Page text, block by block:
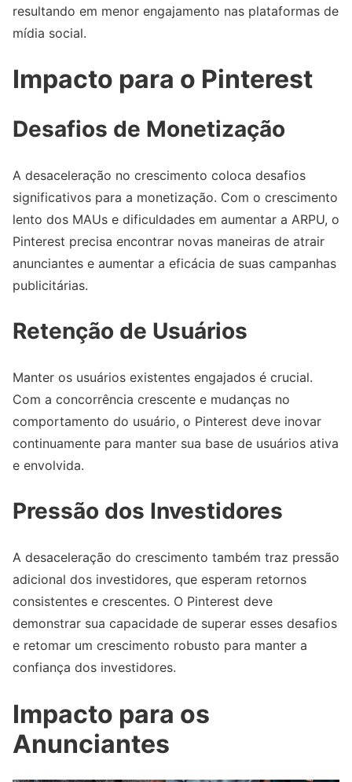
resultando em menor engajamento nas plataformas de
mídia social.
Impacto para o Pinterest
Desafios de Monetização
A desaceleração no crescimento coloca desafios
significativos para a monetização. Com o crescimento
lento dos MAUs e dificuldades em aumentar a ARPU, o
Pinterest precisa encontrar novas maneiras de atrair
anunciantes e aumentar a eficácia de suas campanhas
publicitárias.
Retenção de Usuários
Manter os usuários existentes engajados é crucial.
Com a concorrência crescente e mudanças no
comportamento do usuário, o Pinterest deve inovar
continuamente para manter sua base de usuários ativa
e envolvida.
Pressão dos Investidores
A desaceleração do crescimento também traz pressão
adicional dos investidores, que esperam retornos
consistentes e crescentes. O Pinterest deve
demonstrar sua capacidade de superar esses desafios
e retomar um crescimento robusto para manter a
confiança dos investidores.
Impacto para os
Anunciantes